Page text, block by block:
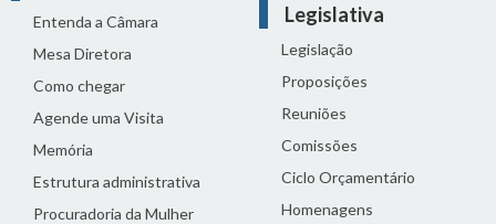
Entenda a Câmara
Mesa Diretora
Como chegar
Agende uma Visita
Memória
Estrutura administrativa
Procuradoria da Mulher
Legislativa
Legislação
Proposições
Reuniões
Comissões
Ciclo Orçamentário
Homenagens